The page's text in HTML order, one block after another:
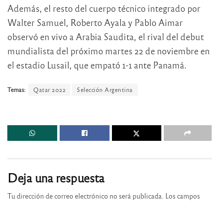
Además, el resto del cuerpo técnico integrado por
Walter Samuel, Roberto Ayala y Pablo Aimar
observó en vivo a Arabia Saudita, el rival del debut
mundialista del próximo martes 22 de noviembre en
el estadio Lusail, que empató 1-1 ante Panamá.
Temas: Qatar 2022 Selección Argentina
Deja una respuesta
Tu dirección de correo electrónico no será publicada. Los campos